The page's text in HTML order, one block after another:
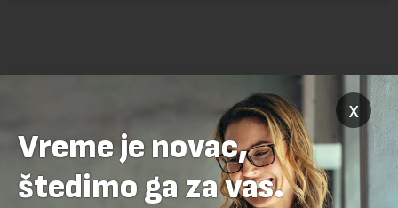
POVEZANI SADRŽAJI
x
Vreme je novac,
štedimo ga za vas.